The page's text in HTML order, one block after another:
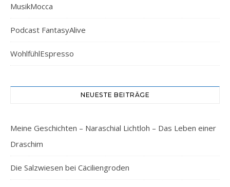
MusikMocca
Podcast FantasyAlive
WohlfühlEspresso
NEUESTE BEITRÄGE
Meine Geschichten – Naraschial Lichtloh – Das Leben einer
Draschim
Die Salzwiesen bei Cäciliengroden